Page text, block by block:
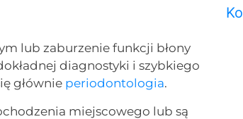
lub zaburzenie funkcji błony
diagnostyki i szybkiego
głównie periodontologia.
miejscowego lub są